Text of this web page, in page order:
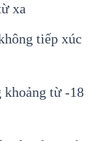
xa
tiếp xúc
từ -18